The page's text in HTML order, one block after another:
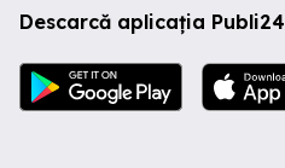
Descarcă aplicația Publi24